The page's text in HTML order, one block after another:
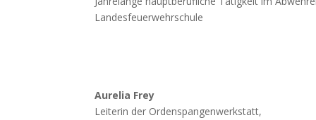
Landesfeuerwehrschule
Aurelia Frey
Leiterin der Ordenspangenwerkstatt,